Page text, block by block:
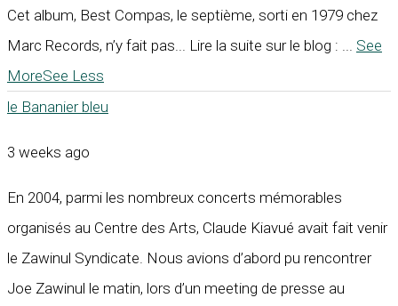
Cet album, Best Compas, le septième, sorti en 1979 chez
Marc Records, n’y fait pas... Lire la suite sur le blog :
See
MoreSee Less
le Bananier bleu
3 weeks ago
En 2004, parmi les nombreux concerts mémorables
organisés au Centre des Arts, Claude Kiavué avait fait venir
le Zawinul Syndicate. Nous avions d’abord pu rencontrer
Joe Zawinul le matin, lors d’un meeting de presse au